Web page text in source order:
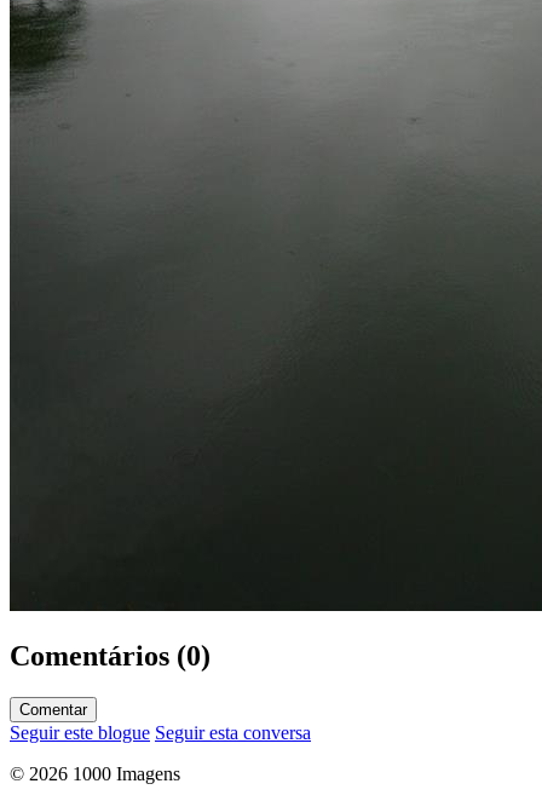
Comentários (0)
Comentar
Seguir este blogue Seguir esta conversa
© 2026 1000 Imagens